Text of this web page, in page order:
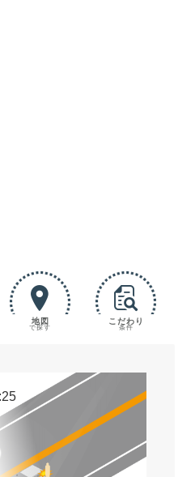
地図
で探す
こだわり
条件